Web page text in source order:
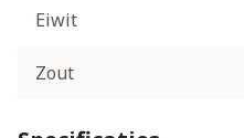
Eiwit
Zout